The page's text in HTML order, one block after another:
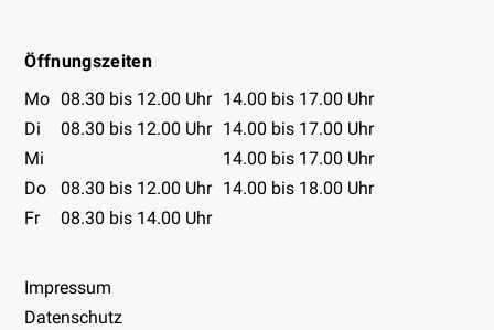
Öffnungszeiten
Öffnungszeiten Tabelle
Mo 08.30 bis 12.00 Uhr 14.00 bis 17.00 Uhr
Di
08.30 bis 12.00 Uhr 14.00 bis 17.00 Uhr
Mi
14.00 bis 17.00 Uhr
Do
08.30 bis 12.00 Uhr 14.00 bis 18.00 Uhr
Fr
08.30 bis 14.00 Uhr
Impressum
Datenschutz